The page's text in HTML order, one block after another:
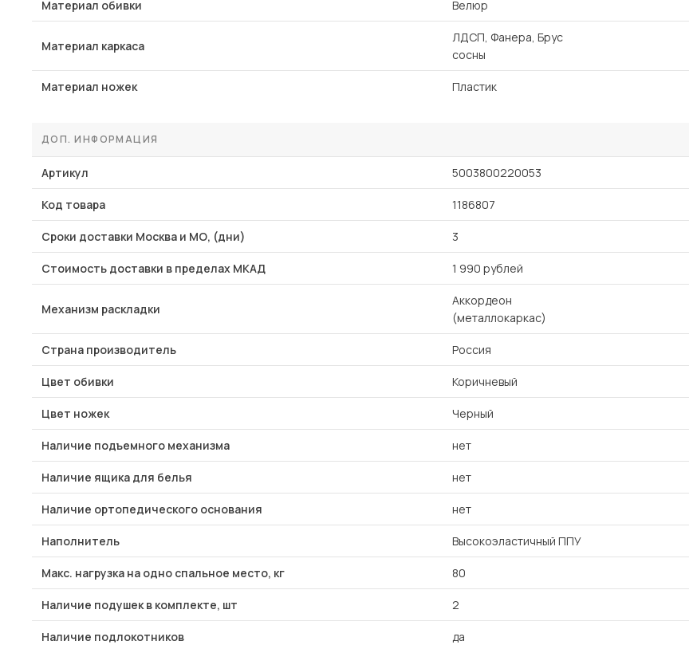
Материал обивки Велюр
Материал каркаса
ЛДСП, Фанера, Брус
сосны
Материал ножек Пластик
ДОП. ИНФОРМАЦИЯ
Артикул 5003800220053
Код товара 1186807
Сроки доставки Москва и МО, (дни) 3
Стоимость доставки в пределах МКАД 1 990 рублей
Механизм раскладки
Аккордеон
(металлокаркас)
Страна производитель Россия
Цвет обивки Коричневый
Цвет ножек Черный
Наличие подъемного механизма нет
Наличие ящика для белья нет
Наличие ортопедического основания нет
Наполнитель Высокоэластичный ППУ
Макс. нагрузка на одно спальное место, кг 80
Наличие подушек в комплекте, шт 2
Наличие подлокотников да